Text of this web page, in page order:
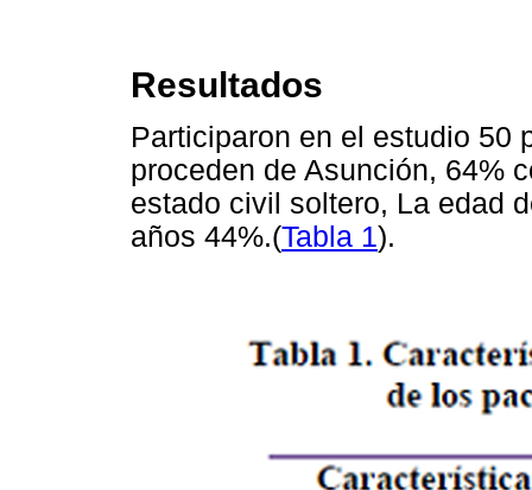
Resultados
Participaron en el estudio 50
proceden de Asunción, 64%
estado civil soltero, La edad
años 44%.(Tabla 1).